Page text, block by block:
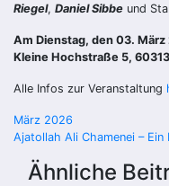
Riegel, Daniel Sibbe und
Am Dienstag, den 03.
Kleine Hochstraße 5,
Alle Infos zur Veranstaltung
März 2026
Ajatollah Ali Chamenei – Ein
Ähnliche